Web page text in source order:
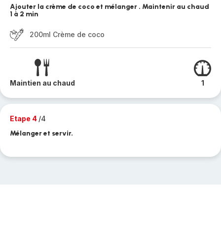
Ajouter la crème de coco et mélanger . Maintenir au chaud
1 à 2 min
200ml Crème de coco
Maintien au chaud 1
Etape 4 /4
Mélanger et servir.